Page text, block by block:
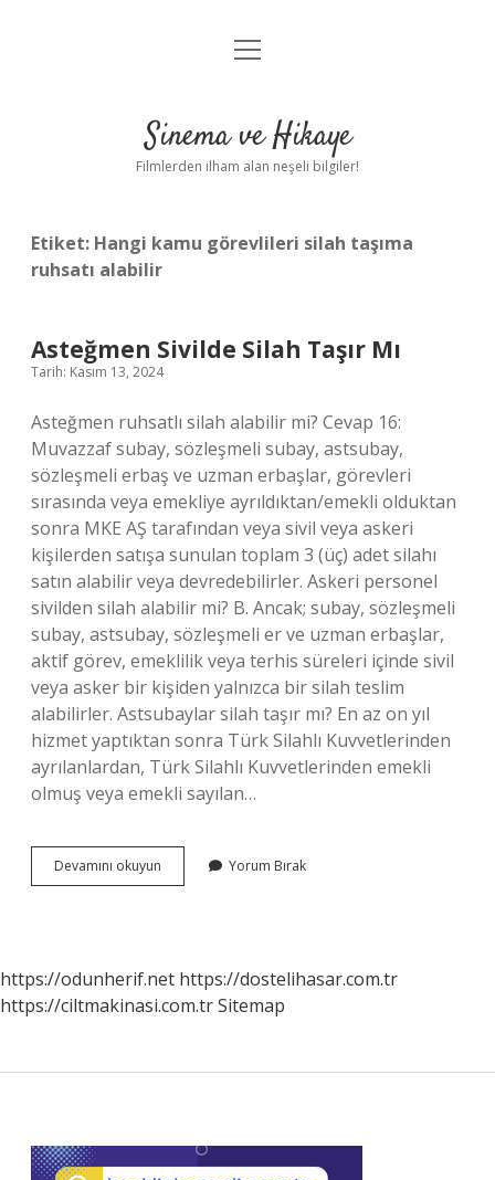
Gizlilik Politikası
Yasal Uyarı
menüyü
Sinema ve Hikaye
Filmlerden ilham alan neşeli bilgiler!
Etiket: Hangi kamu görevlileri silah taşıma
ruhsatı alabilir
Asteğmen Sivilde Silah Taşır Mı
Tarih: Kasım 13, 2024
Asteğmen ruhsatlı silah alabilir mi? Cevap 16:
Muvazzaf subay, sözleşmeli subay, astsubay,
sözleşmeli erbaş ve uzman erbaşlar, görevleri
sırasında veya emekliye ayrıldıktan/emekli olduktan
sonra MKE AŞ tarafından veya sivil veya askeri
kişilerden satışa sunulan toplam 3 (üç) adet silahı
satın alabilir veya devredebilirler. Askeri personel
sivilden silah alabilir mi? B. Ancak; subay, sözleşmeli
subay, astsubay, sözleşmeli er ve uzman erbaşlar,
aktif görev, emeklilik veya terhis süreleri içinde sivil
veya asker bir kişiden yalnızca bir silah teslim
alabilirler. Astsubaylar silah taşır mı? En az on yıl
hizmet yaptıktan sonra Türk Silahlı Kuvvetlerinden
ayrılanlardan, Türk Silahlı Kuvvetlerinden emekli
olmuş veya emekli sayılan…
Devamını okuyun Asteğmen
Sivilde
Yorum Bırak
https://odunherif.net https://dostelihasar.com.tr
https://ciltmakinasi.com.trSitemap
Sidebar